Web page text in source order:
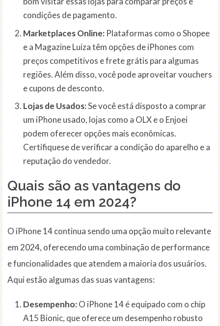
condições de pagamento.
Marketplaces Online: Plataformas como o Shopee
e a Magazine Luiza têm opções de iPhones com
preços competitivos e frete grátis para algumas
regiões. Além disso, você pode aproveitar vouchers
e cupons de desconto.
Lojas de Usados:Se você está disposto a comprar
um iPhone usado, lojas como a OLX e o Enjoei
podem oferecer opções mais econômicas.
Certifiquese de verificar a condição do aparelho e a
reputação do vendedor.
Quais são as vantagens do
iPhone 14 em 2024?
O iPhone 14 continua sendo uma opção muito relevante
em 2024, oferecendo uma combinação de performance
e funcionalidades que atendem a maioria dos usuários.
Aqui estão algumas das suas vantagens:
Desempenho:O iPhone 14 é equipado com o chip
A15 Bionic, que oferece um desempenho robusto